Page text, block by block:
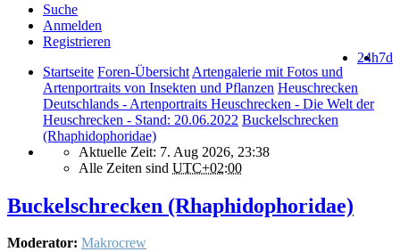
Suche
Anmelden
Registrieren
7d
24h
Startseite Foren-Übersicht Artengalerie mit Fotos und
Artenportraits von Insekten und Pflanzen Heuschrecken
Deutschlands - Artenportraits Heuschrecken - Die Welt der
Heuschrecken - Stand: 20.06.2022 Buckelschrecken
(Rhaphidophoridae)
Aktuelle Zeit: 7. Aug 2026, 23:38
Alle Zeiten sind UTC+02:00
Buckelschrecken (Rhaphidophoridae)
Moderator: Makrocrew